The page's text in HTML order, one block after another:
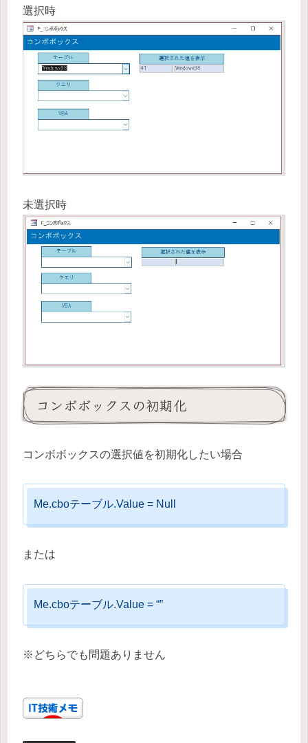
選択時
未選択時
コンボボックスの初期化
コンボボックスの選択値を初期化したい場合
Me.cboテーブル.Value = Null
または
Me.cboテーブル.Value = “”
※どちらでも問題ありません